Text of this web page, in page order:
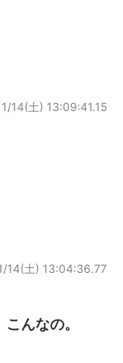
14(土) 13:09:41.15
14(土) 13:04:36.77
んなの。